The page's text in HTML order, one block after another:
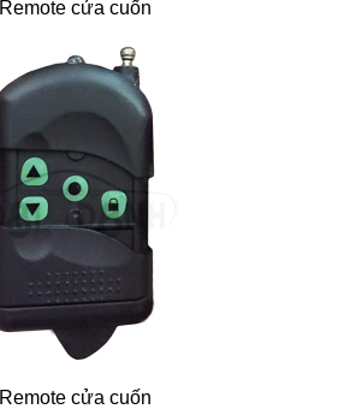
Remote cửa cuốn
Remote cửa cuốn